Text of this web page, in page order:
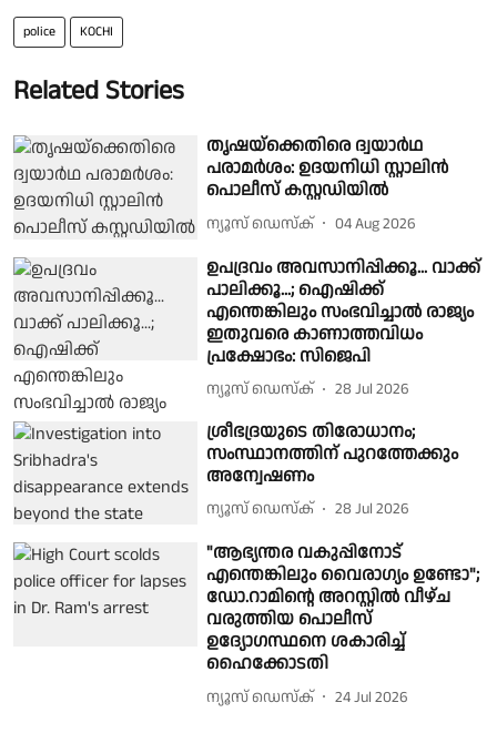
police KOCHI
Related Stories
തൃഷയ്‌ക്കെതിരെ ദ്വയാർഥ
പരാമർശം: ഉദയനിധി സ്റ്റാലിൻ
പൊലീസ് കസ്റ്റഡിയിൽ
ന്യൂസ് ഡെസ്ക് 04 Aug 2026
ഉപദ്രവം അവസാനിപ്പിക്കൂ... വാക്ക്
പാലിക്കൂ...; ഐഷിക്ക്
എന്തെങ്കിലും സംഭവിച്ചാൽ രാജ്യം
ഇതുവരെ കാണാത്തവിധം
പ്രക്ഷോഭം: സിജെപി
ന്യൂസ് ഡെസ്ക് 28 Jul 2026
ശ്രീഭദ്രയുടെ തിരോധാനം;
സംസ്ഥാനത്തിന് പുറത്തേക്കും
അന്വേഷണം
ന്യൂസ് ഡെസ്ക് 28 Jul 2026
"ആഭ്യന്തര വകുപ്പിനോട്
എന്തെങ്കിലും വൈരാഗ്യം ഉണ്ടോ";
ഡോ.റാമിൻ്റെ അറസ്റ്റിൽ വീഴ്ച
വരുത്തിയ പൊലീസ്
ഉദ്യോഗസ്ഥനെ ശകാരിച്ച്
ഹൈക്കോടതി
ന്യൂസ് ഡെസ്ക് 24 Jul 2026